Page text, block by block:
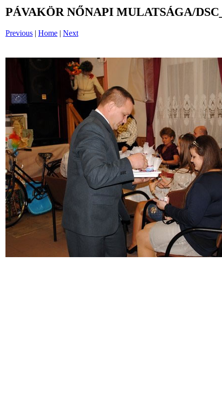
PÁVAKÖR NŐNAPI MULATSÁGA/
Previous | Home | Next